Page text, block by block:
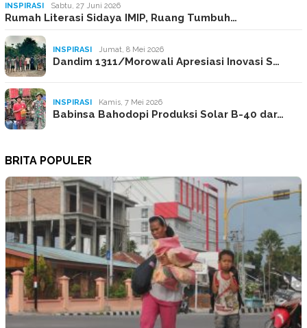
INSPIRASI Sabtu, 27 Juni 2026
Rumah Literasi Sidaya IMIP, Ruang Tumbuh…
INSPIRASI Jumat, 8 Mei 2026
Dandim 1311/Morowali Apresiasi Inovasi S…
INSPIRASI Kamis, 7 Mei 2026
Babinsa Bahodopi Produksi Solar B-40 dar…
BRITA POPULER